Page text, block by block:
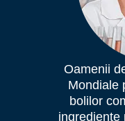
Oamenii
Mondiale
bolilor
ingrediente